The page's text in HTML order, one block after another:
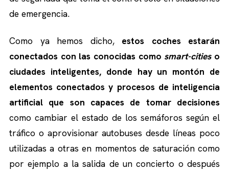
de emergencia.
Como ya hemos dicho, estos coches estarán
conectados con las conocidas como smart-citieso
ciudades inteligentes, donde hay un montón de
elementos conectados y procesos de inteligencia
artificial que son capaces de tomar decisiones
como cambiar el estado de los semáforos según el
tráfico o aprovisionar autobuses desde líneas poco
utilizadas a otras en momentos de saturación como
por ejemplo a la salida de un concierto o después